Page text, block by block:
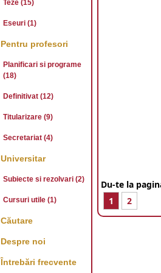
Du-te la
1
2
Teze (15)
Eseuri (1)
Pentru profesori
Planificari si programe
(18)
Definitivat (12)
Titularizare (9)
Secretariat (4)
Universitar
Subiecte si rezolvari (2)
Cursuri utile (1)
Căutare
Despre noi
Întrebări frecvente